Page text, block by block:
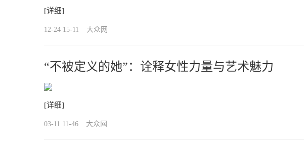
[详细]
12-24 15-11 大众网
“不被定义的她”：诠释女性力量与艺术魅力
[详细]
03-11 11-46 大众网